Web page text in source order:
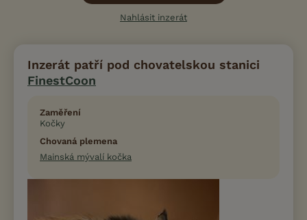
Nahlásit inzerát
Inzerát patří pod chovatelskou stanici
FinestCoon
Zaměření
Kočky
Chovaná plemena
Mainská mývalí kočka